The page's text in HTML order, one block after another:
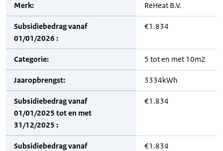
Merk: ReHeat B.V.
Subsidiebedrag vanaf
01/01/2026 :
€1.834
Categorie: 5 tot en met 10m2
Jaaropbrengst: 3334kWh
Subsidiebedrag vanaf
01/01/2025 tot en met
31/12/2025 :
€1.834
Subsidiebedrag vanaf
€1.834